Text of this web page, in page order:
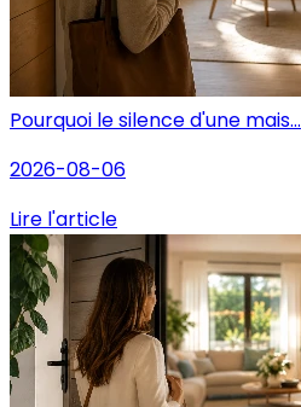
Pourquoi le silence d'une mais...
2026-08-06
Lire l'article